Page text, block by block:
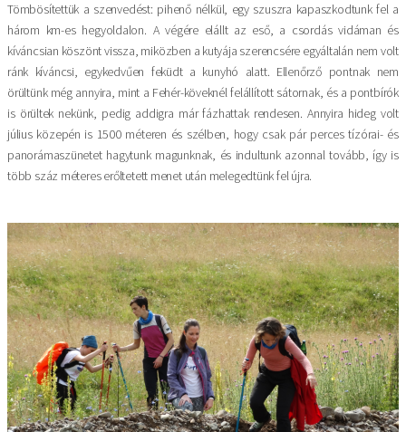
Tömbösítettük a szenvedést: pihenő nélkül, egy szuszra kapaszkodtunk fel a
három km-es hegyoldalon. A végére elállt az eső, a csordás vidáman és
kíváncsian köszönt vissza, miközben a kutyája szerencsére egyáltalán nem volt
ránk kíváncsi, egykedvűen feküdt a kunyhó alatt. Ellenőrző pontnak nem
örültünk még annyira, mint a Fehér-köveknél felállított sátornak, és a pontbírók
is örültek nekünk, pedig addigra már fázhattak rendesen. Annyira hideg volt
július közepén is 1500 méteren és szélben, hogy csak pár perces tízórai- és
panorámaszünetet hagytunk magunknak, és indultunk azonnal tovább, így is
több száz méteres erőltetett menet után melegedtünk fel újra.